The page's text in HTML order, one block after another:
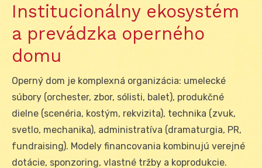
Institucionálny ekosystém
a prevádzka operného
domu
Operný dom je komplexná organizácia: umelecké
súbory (orchester, zbor, sólisti, balet), produkčné
dielne (scenéria, kostým, rekvizita), technika (zvuk,
svetlo, mechanika), administratíva (dramaturgia, PR,
fundraising). Modely financovania kombinujú verejné
dotácie, sponzoring, vlastné tržby a koprodukcie.